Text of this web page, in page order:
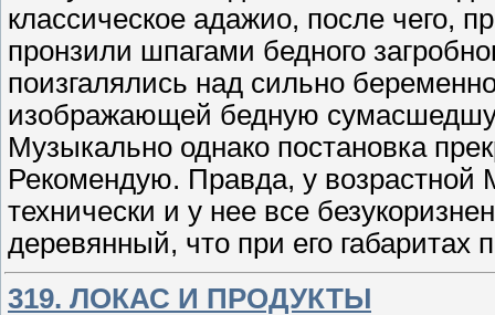
классическое адажио, после чего,
пронзили шпагами бедного
поизгалялись над сильно
изображающей бедную
Музыкально однако постановка
Рекомендую. Правда, у возрастной
технически и у нее все
деревянный, что при его габаритах
319. ЛОКАС И ПРОДУКТЫ